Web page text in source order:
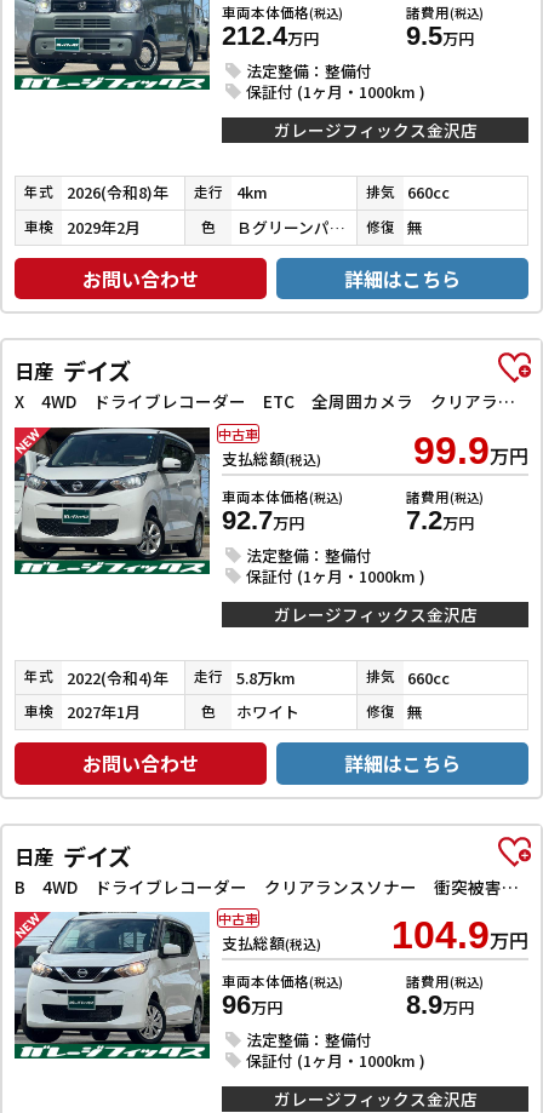
車両本体価格(税込)
212.4万円
諸費用(税込)
9.5万円
法定整備：整備付
保証付 (1ヶ月・1000km )
ガレージフィックス金沢店
年式 2026(令和8)年 走行 4km 排気 660cc
車検 2029年2月 色 Ｂグリーンパール／ＣブラックＰ 修復 無
お問い合わせ 詳細はこちら
日産 デイズ
X 4WD ドライブレコーダー ETC 全周囲カメラ クリアランスソナー 衝突被害軽減システム オートライト スマートキー アイドリングストップ 電動格納ミラー シートヒーター ベンチシート CVT
支払総額(税込) 99.9万円
車両本体価格(税込)
92.7万円
諸費用(税込)
7.2万円
法定整備：整備付
保証付 (1ヶ月・1000km )
中古車
ガレージフィックス金沢店
年式 2022(令和4)年 走行 5.8万km 排気 660cc
車検 2027年1月 色 ホワイト 修復 無
お問い合わせ 詳細はこちら
日産 デイズ
B 4WD ドライブレコーダー クリアランスソナー 衝突被害軽減システム オートライト アイドリングストップ 電動格納ミラー シートヒーター ベンチシート CVT 盗難防止システム ABS ESC CD
支払総額(税込) 104.9万円
車両本体価格(税込)
96万円
諸費用(税込)
8.9万円
法定整備：整備付
保証付 (1ヶ月・1000km )
中古車
ガレージフィックス金沢店